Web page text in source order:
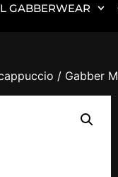
GABBERWEAR
/ Gabber